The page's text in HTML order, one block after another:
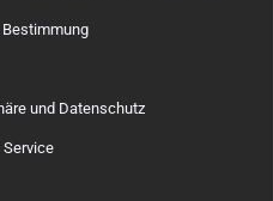
Bestimmung
und Datenschutz